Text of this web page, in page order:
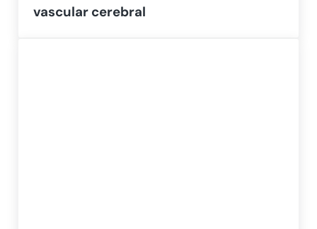
vascular cerebral